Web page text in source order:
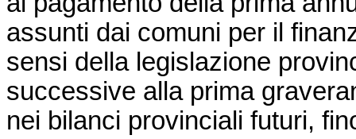
assunti dai comuni per il
sensi della legislazione
successive alla prima
nei bilanci provinciali futuri,